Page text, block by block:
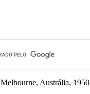
Melbourne, Austrália, 1950